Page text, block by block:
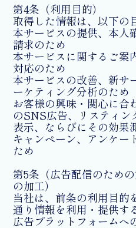
第4条（利用目的）
取得した情報は、以下の
本サービスの提供、本人
請求のため
本サービスに関するご案
対応のため
本サービスの改善、新サ
ーケティング分析のため
お客様の興味・関心に合
のSNS広告、リスティ
表示、ならびにその効果
キャンペーン、アンケー
ため
第5条（広告配信のため
の加工）
当社は、前条の利用目的
通り情報を利用・提供す
広告プラットフォームへ